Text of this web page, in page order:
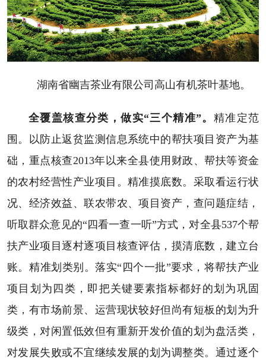
湖南省幽吉茶业有限公司高山有机茶叶基地。
全覆盖核查分类，做实“三个精准”。 精准定范
围。以防止返贫监测信息系统中的帮扶项目资产为基
础，重点核查2013年以来全县使用财政、帮扶等资金
的农村经营性产业项目。精准摸底数。采取看运行状
况、经济效益、联农带农、项目资产，查问题症结，
听取群众意见的“四看一查一听”方式，对全县537个帮
扶产业项目逐村逐项目核查评估，摸清底数，建立台
账。精准划类别。落实“四个一批”要求，将帮扶产业
项目划为四类，即把关键要素指标都好的划为巩固
类，有市场前景、运营现状较好但尚有短板的划为升
级类，对闲置低效但有重新开发价值的划为盘活类，
对发展失败或不宜继续发展的划为调整类。通过逐个